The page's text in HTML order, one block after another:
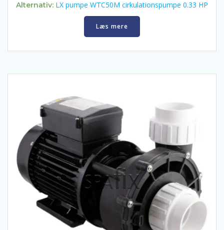
Alternativ: LX pumpe WTC50M cirkulationspumpe 0.33 HP
Læs mere